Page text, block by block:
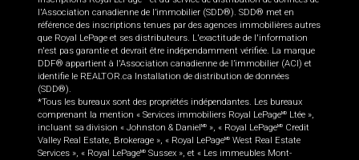
l'Association canadienne de l’immobilier (SDD®). SDD® met en
référence des inscriptions tenues par des agences immobilières autres
que Royal LePage et ses distributeurs. L'exactitude de l'information
n'est pas garantie et devrait être indépendamment vérifiée. La marque
DDF® appartient à l'Association canadienne de l’immobilier (ACI) et
identifie le REALTOR.ca Installation de distribution de données
(SDD®).
*Tous les bureaux sont des propriétés indépendantes. Les bureaux
comprenant la mention « Services immobiliers Royal LePageMD
Ltée »,
incluant sa division « Johnston & Daniel MD », « Royal LePageMD
Credit
Valley Real Estate, Brokerage », « Royal LePageMD West Real Estate
Services », « Royal LePageMD Sussex », et « Les immeubles Mont-